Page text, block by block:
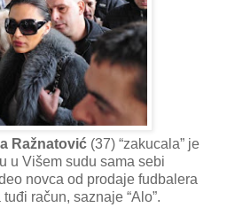
Ražnatović (37) “zakucala” je
u Višem sudu sama sebi
novca od prodaje fudbalera
račun, saznaje “Alo”.